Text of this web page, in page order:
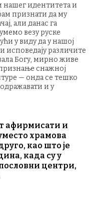
нашег идентитета и
признати да му
али данас га
везу руске
у виду да у нашој
исповедају различите
Богу, мирно живе
снажној
— онда се тешко
и у
афирмисати и
храмова
као што је
када су у
центри,